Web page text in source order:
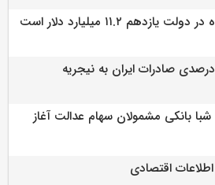
یازدهم ۱۱.۲ میلیارد دلار است
شبا بانکی مشمولان سهام عدالت آغاز
اقتصادی